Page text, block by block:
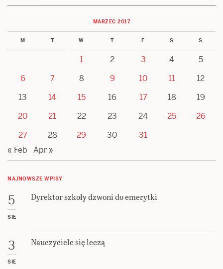
MARZEC 2017
M T W T F S S
1 2 3 4
5
6
7 8 9 10 11
12
13
14 15 16 17 18
19
20
21 22 23 24 25
26
27
28 29 30
31
« Feb
Apr »
NAJNOWSZE WPISY
5
SIE
Dyrektor szkoły dzwoni do emerytki
3
SIE
Nauczyciele się leczą